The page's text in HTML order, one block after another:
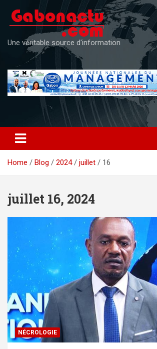
content
Une véritable source d'information
Home Blog 2024 juillet 16
juillet 16, 2024
NÉCROLOGIE